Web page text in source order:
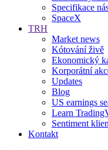
Specifikace
SpaceX
TRH
Market news
Kótování živě
Ekonomický
Korporátní
Updates
Blog
US earnings
Learn
Sentiment
Kontakt